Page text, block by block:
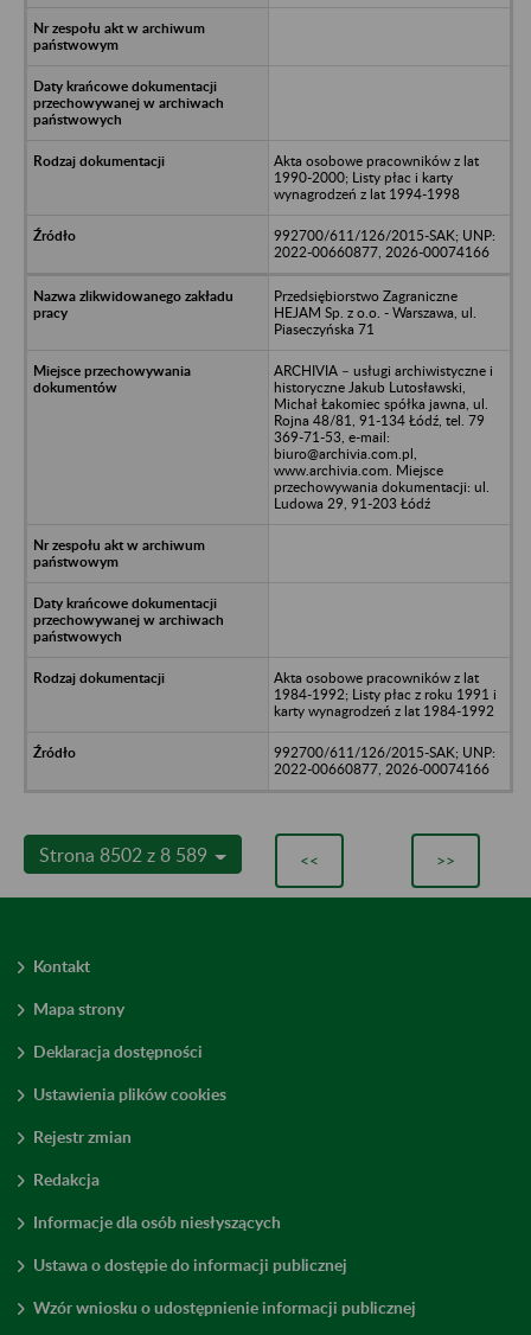
Akta osobowe pracowników z lat
1990-2000; Listy płac i karty
wynagrodzeń z lat 1994-1998
992700/611/126/2015-SAK; UNP:
2022-00660877, 2026-00074166
Przedsiębiorstwo Zagraniczne
HEJAM Sp. z o.o. - Warszawa, ul.
Piaseczyńska 71
ARCHIVIA – usługi archiwistyczne i
historyczne Jakub Lutosławski,
Michał Łakomiec spółka jawna, ul.
Rojna 48/81, 91-134 Łódź, tel. 79
369-71-53, e-mail:
biuro@archivia.com.pl,
www.archivia.com. Miejsce
przechowywania dokumentacji: ul.
Ludowa 29, 91-203 Łódź
Akta osobowe pracowników z lat
1984-1992; Listy płac z roku 1991 i
karty wynagrodzeń z lat 1984-1992
992700/611/126/2015-SAK; UNP:
2022-00660877, 2026-00074166
Strona 8502 z 8 589 << >>
Kontakt
Mapa strony
Deklaracja dostępności
Ustawienia plików cookies
Rejestr zmian
Redakcja
Informacje dla osób niesłyszących
Ustawa o dostępie do informacji publicznej
Wzór wniosku o udostępnienie informacji publicznej